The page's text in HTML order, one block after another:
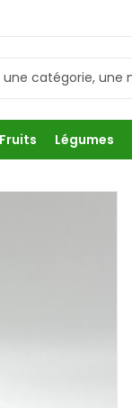
Fruits Légumes